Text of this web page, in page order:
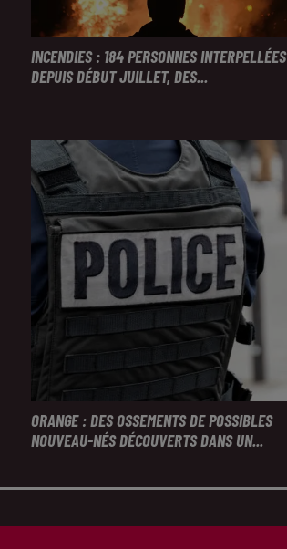
INCENDIES : 184 PERSONNES INTERPELLÉES
DEPUIS DÉBUT JUILLET, DES...
ORANGE : DES OSSEMENTS DE POSSIBLES
NOUVEAU-NÉS DÉCOUVERTS DANS UN...